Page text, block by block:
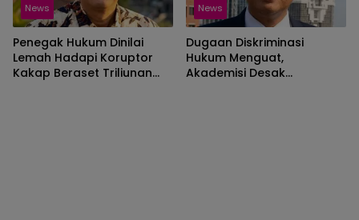
News
Penegak Hukum Dinilai
Lemah Hadapi Koruptor
Kakap Beraset Triliunan
News
Dugaan Diskriminasi
Hukum Menguat,
Akademisi Desak